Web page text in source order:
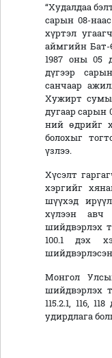
“Худалдаа
сарын 08-
хүртэл
аймгийн Бат-
1987 оны 05
дүгээр
санчаар
Хужирт
дугаар сарын
ний өдрийг
болохыг
үзлээ.
Хүсэлт
хэргийг
шүүхэд
хүлээн авч
шийдвэрлэх
100.1 дэх
Монгол
шийдвэрлэх
115.2.1, 116,
удирдлага